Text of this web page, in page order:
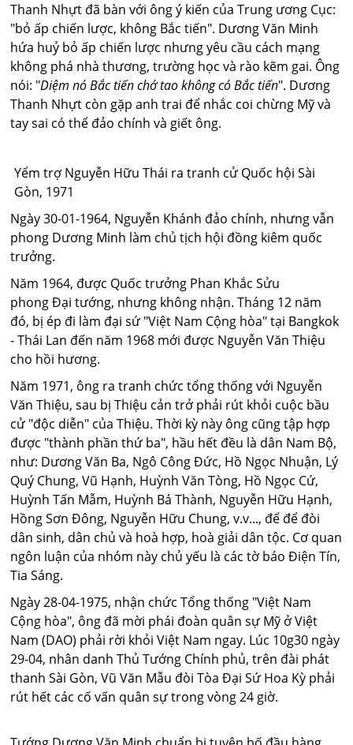
Thanh Nhựt đã bàn với ông ý kiến của Trung ương Cục:
"bỏ ấp chiến lược, không Bắc tiến". Dương Văn Minh
hứa huỷ bỏ ấp chiến lược nhưng yêu cầu cách mạng
không phá nhà thương, trường học và rào kẽm gai. Ông
nói: "Diệm nó Bắc tiến chớ tao không có Bắc tiến". Dương
Thanh Nhựt còn gặp anh trai để nhắc coi chừng Mỹ và
tay sai có thể đảo chính và giết ông.
Yểm trợ Nguyễn Hữu Thái ra tranh cử Quốc hội Sài
Gòn, 1971
Ngày 30-01-1964, Nguyễn Khánh đảo chính, nhưng vẫn
phong Dương Minh làm chủ tịch hội đồng kiêm quốc
trưởng.
Năm 1964, được Quốc trưởng Phan Khắc Sửu
phong Đại tướng, nhưng không nhận. Tháng 12 năm
đó, bị ép đi làm đại sứ "Việt Nam Cộng hòa" tại Bangkok
- Thái Lan đến năm 1968 mới được Nguyễn Văn Thiệu
cho hồi hương.
Năm 1971, ông ra tranh chức tổng thống với Nguyễn
Văn Thiệu, sau bị Thiệu cản trở phải rút khỏi cuộc bầu
cử "độc diễn" của Thiệu. Thời kỳ này ông cũng tập hợp
được "thành phần thứ ba", hầu hết đều là dân Nam Bộ,
như: Dương Văn Ba, Ngô Công Đức, Hồ Ngọc Nhuận, Lý
Quý Chung, Vũ Hạnh, Huỳnh Văn Tòng, Hồ Ngọc Cứ,
Huỳnh Tấn Mẫm, Huỳnh Bá Thành, Nguyễn Hữu Hạnh,
Hồng Sơn Đông, Nguyễn Hữu Chung, v.v..., để để đòi
dân sinh, dân chủ và hoà hợp, hoà giải dân tộc. Cơ quan
ngôn luận của nhóm này chủ yếu là các tờ báo Điện Tín,
Tia Sáng.
Ngày 28-04-1975, nhận chức Tổng thống "Việt Nam
Cộng hòa", ông đã mời phái đoàn quân sự Mỹ ở Việt
Nam (DAO) phải rời khỏi Việt Nam ngay. Lúc 10g30 ngày
29-04, nhân danh Thủ Tướng Chính phủ, trên đài phát
thanh Sài Gòn, Vũ Văn Mẫu đòi Tòa Đại Sứ Hoa Kỳ phải
rút hết các cố vấn quân sự trong vòng 24 giờ.